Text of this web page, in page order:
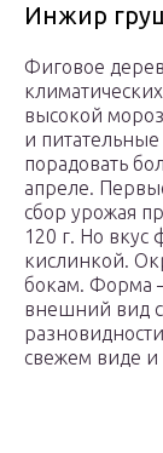
Инжир
Фиговое
высокой
и
порадовать
апреле.
сбор урожая
120 г. Но вкус
кислинкой.
бокам. Форма
внешний вид
свежем виде и